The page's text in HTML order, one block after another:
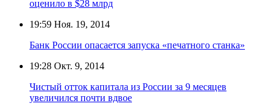
оценило в $28 млрд
19:59 Ноя. 19, 2014
Банк России опасается запуска «печатного станка»
19:28 Окт. 9, 2014
Чистый отток капитала из России за 9 месяцев
увеличился почти вдвое